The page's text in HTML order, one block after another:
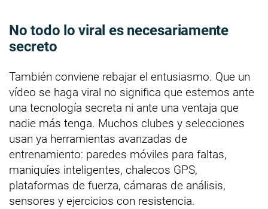
No todo lo viral es necesariamente
secreto
También conviene rebajar el entusiasmo. Que un
vídeo se haga viral no significa que estemos ante
una tecnología secreta ni ante una ventaja que
nadie más tenga. Muchos clubes y selecciones
usan ya herramientas avanzadas de
entrenamiento: paredes móviles para faltas,
maniquíes inteligentes, chalecos GPS,
plataformas de fuerza, cámaras de análisis,
sensores y ejercicios con resistencia.